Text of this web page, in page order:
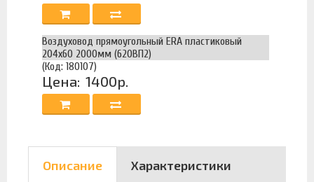
Воздуховод прямоугольный ERA пластиковый
204х60 2000мм (620ВП2)
(Код: 180107)
Цена: 1400р.
Описание Характеристики